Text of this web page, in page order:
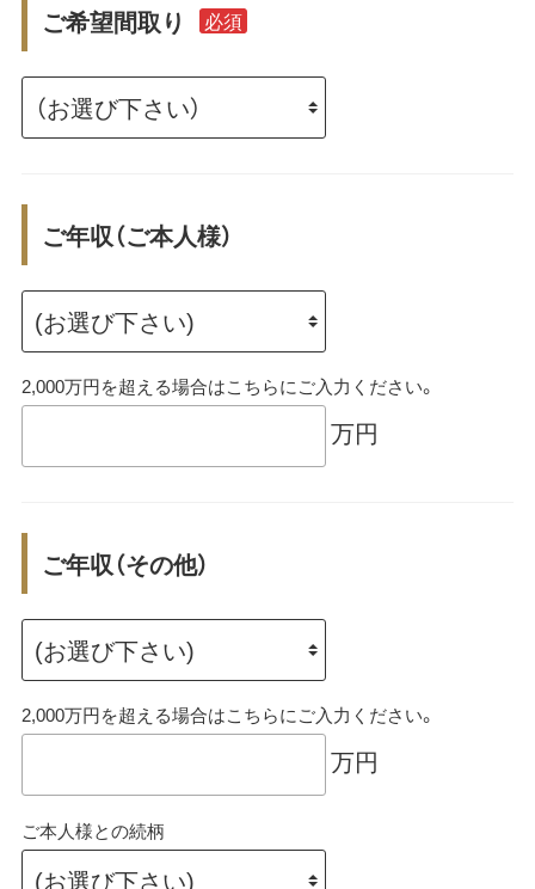
ご希望間取り 必須
ご年収（ご本人様）
2,000万円を超える場合はこちらにご入力ください。
万円
ご年収（その他）
2,000万円を超える場合はこちらにご入力ください。
万円
ご本人様との続柄